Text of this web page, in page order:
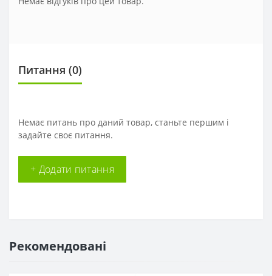
Питання (0)
Немає питань про даний товар, станьте першим і
задайте своє питання.
+ Додати питання
Рекомендовані